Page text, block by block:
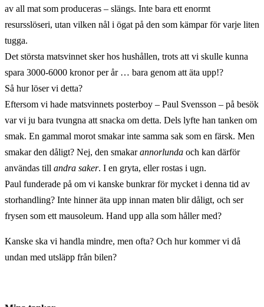
av all mat som produceras – slängs. Inte bara ett enormt
resursslöseri, utan vilken nål i ögat på den som kämpar för varje liten
tugga.
Det största matsvinnet sker hos hushållen, trots att vi skulle kunna
spara 3000-6000 kronor per år … bara genom att äta upp!?
Så hur löser vi detta?
Eftersom vi hade matsvinnets posterboy – Paul Svensson – på besök
var vi ju bara tvungna att snacka om detta. Dels lyfte han tanken om
smak. En gammal morot smakar inte samma sak som en färsk. Men
smakar den dåligt? Nej, den smakarannorlunda och kan därför
användas till andra saker. I en gryta, eller rostas i ugn.
Paul funderade på om vi kanske bunkrar för mycket i denna tid av
storhandling? Inte hinner äta upp innan maten blir dåligt, och ser
frysen som ett mausoleum. Hand upp alla som håller med?
Kanske ska vi handla mindre, men ofta? Och hur kommer vi då
undan med utsläpp från bilen?